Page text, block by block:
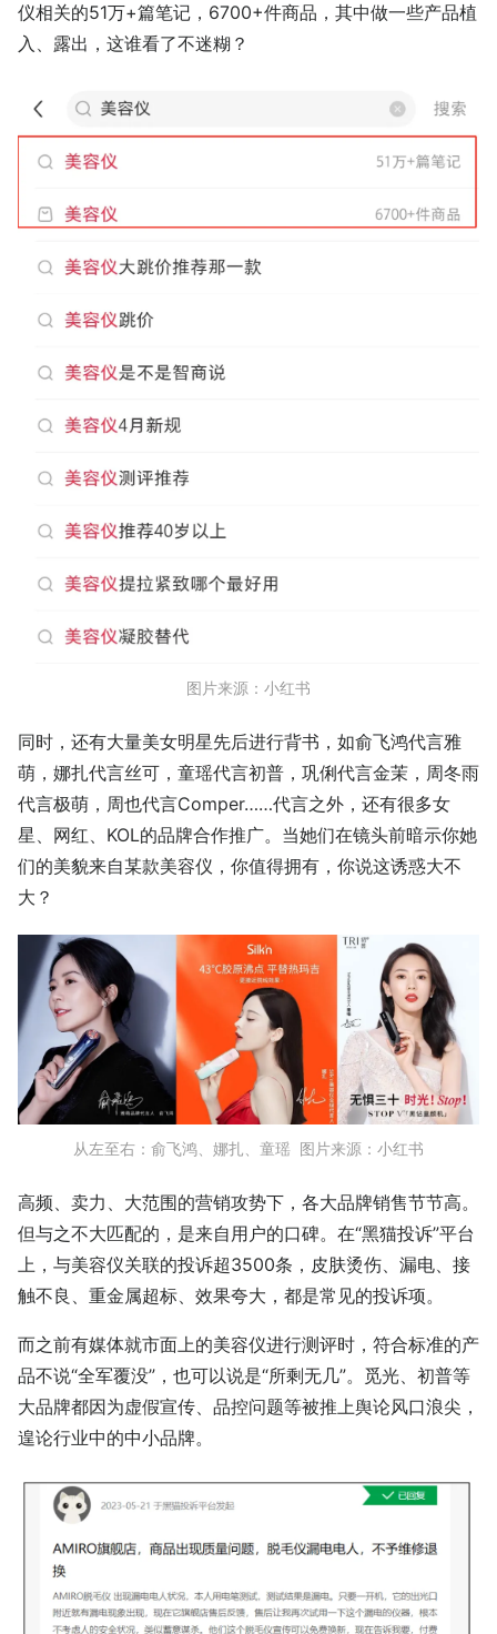
仪相关的51万+篇笔记，6700+件商品，其中做一些产品植
入、露出，这谁看了不迷糊？
图片来源：小红书
同时，还有大量美女明星先后进行背书，如俞飞鸿代言雅
萌，娜扎代言丝可，童瑶代言初普，巩俐代言金茉，周冬雨
代言极萌，周也代言Comper……代言之外，还有很多女
星、网红、KOL的品牌合作推广。当她们在镜头前暗示你她
们的美貌来自某款美容仪，你值得拥有，你说这诱惑大不
大？
从左至右：俞飞鸿、娜扎、童瑶 图片来源：小红书
高频、卖力、大范围的营销攻势下，各大品牌销售节节高。
但与之不大匹配的，是来自用户的口碑。在“黑猫投诉”平台
上，与美容仪关联的投诉超3500条，皮肤烫伤、漏电、接
触不良、重金属超标、效果夸大，都是常见的投诉项。
而之前有媒体就市面上的美容仪进行测评时，符合标准的产
品不说“全军覆没”，也可以说是“所剩无几”。觅光、初普等
大品牌都因为虚假宣传、品控问题等被推上舆论风口浪尖，
遑论行业中的中小品牌。